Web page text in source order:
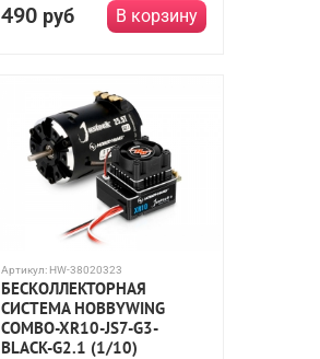
490 руб В корзину
Артикул: HW-38020323
БЕСКОЛЛЕКТОРНАЯ
СИСТЕМА HOBBYWING
COMBO-XR10-JS7-G3-
BLACK-G2.1 (1/10)